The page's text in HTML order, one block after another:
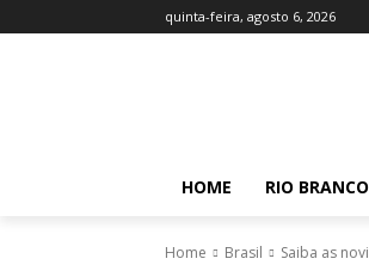
quinta-feira, agosto 6, 2026
HOME RIO BRANCO
Home Brasil Saiba as